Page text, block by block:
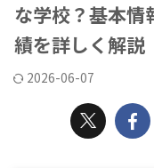
な学校？基本情
績を詳しく解説
2026-06-07